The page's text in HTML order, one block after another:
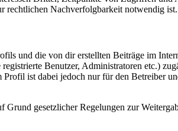
rechtlichen Nachverfolgbarkeit notwendig ist.
und die von dir erstellten Beiträge im
Benutzer, Administratoren etc.)
ist dabei jedoch nur für den Betreiber
gesetzlicher Regelungen zur